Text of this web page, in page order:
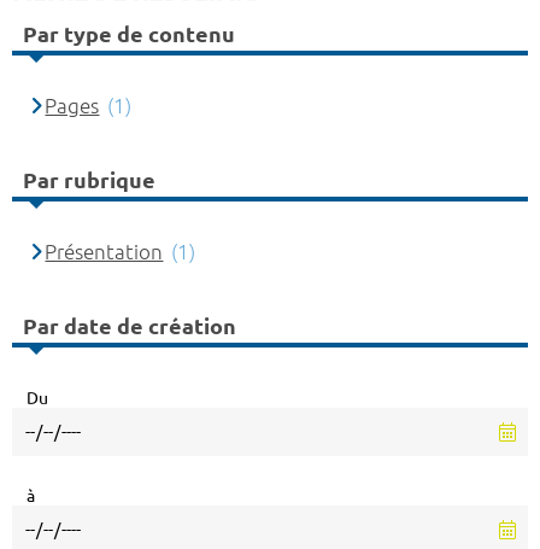
Par type de contenu
Pages (1)
Par rubrique
Présentation (1)
Par date de création
Du
à